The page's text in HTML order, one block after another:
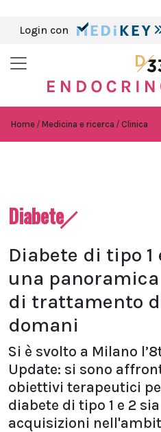
Login con
Home Medicina e ricerca Clinica
Diabete
Diabete di tipo 1
una
di trattamento
domani
Si è svolto a Milano
Update: si sono
obiettivi terapeutici
diabete di tipo 1 e 2
acquisizioni